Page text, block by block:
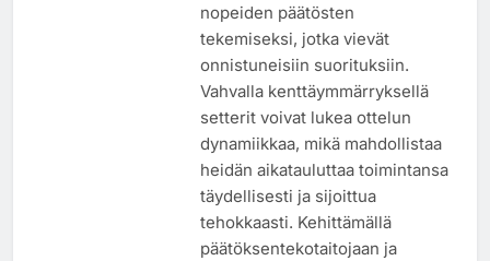
nopeiden päätösten
tekemiseksi, jotka vievät
onnistuneisiin suorituksiin.
Vahvalla kenttäymmärryksellä
setterit voivat lukea ottelun
dynamiikkaa, mikä mahdollistaa
heidän aikatauluttaa toimintansa
täydellisesti ja sijoittua
tehokkaasti. Kehittämällä
päätöksentekotaitojaan ja